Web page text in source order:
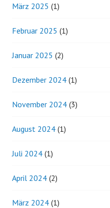
März 2025 (1)
Februar 2025 (1)
Januar 2025 (2)
Dezember 2024 (1)
November 2024 (3)
August 2024 (1)
Juli 2024 (1)
April 2024 (2)
März 2024 (1)